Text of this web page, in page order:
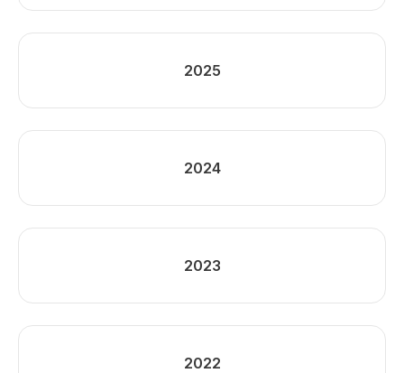
2025
2024
2023
2022